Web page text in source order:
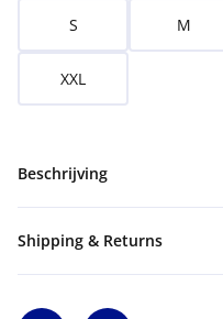
S M
XXL
Beschrijving
Shipping & Returns